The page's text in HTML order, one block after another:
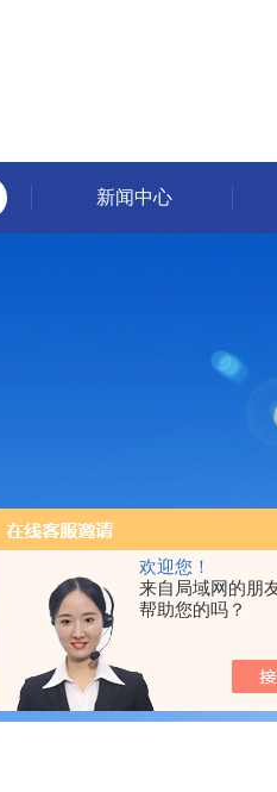
欢迎您！
来自局域网的朋
帮助您的吗？
新闻中心